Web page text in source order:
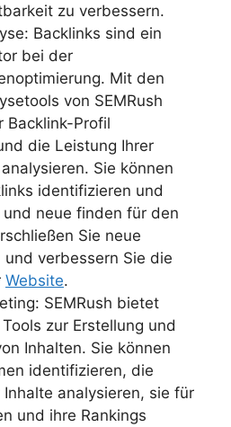
zu verbessern.
Backlinks sind ein
bei der
Mit den
von SEMRush
Backlink-Profil
die Leistung Ihrer
Sie können
identifizieren und
neue finden für den
Sie neue
und verbessern Sie die
Website.
SEMRush bietet
zur Erstellung und
Inhalten. Sie können
identifizieren, die
Inhalte analysieren, sie für
und ihre Rankings